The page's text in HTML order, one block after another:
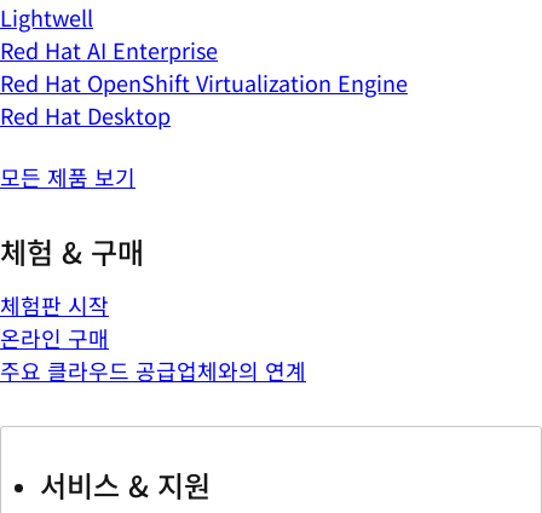
Lightwell
Red Hat AI Enterprise
Red Hat OpenShift Virtualization Engine
Red Hat Desktop
모든 제품 보기
체험 & 구매
체험판 시작
온라인 구매
주요 클라우드 공급업체와의 연계
서비스 & 지원